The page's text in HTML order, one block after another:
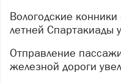
Вологодские конники выступили в финале XIII
летней Спартакиады
Отправление пассажиров со станций Северной
железной дороги